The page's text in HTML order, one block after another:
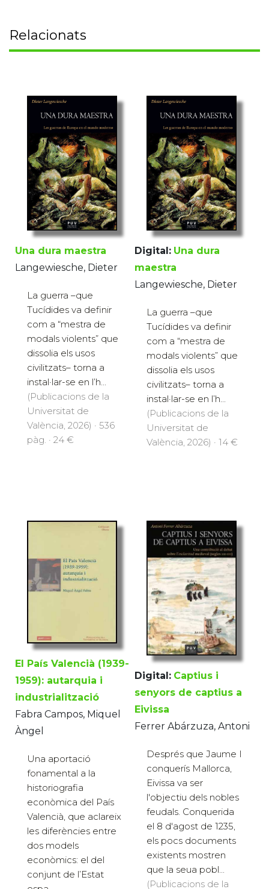
Relacionats
Una dura maestra
Langewiesche, Dieter
La guerra –que
Tucídides va definir
com a “mestra de
modals violents” que
dissolia els usos
civilitzats– torna a
instal·lar-se en l’h...
(Publicacions de la
Universitat de
València, 2026) · 536
pàg. · 24 €
Digital: Una dura
maestra
Langewiesche, Dieter
La guerra –que
Tucídides va definir
com a “mestra de
modals violents” que
dissolia els usos
civilitzats– torna a
instal·lar-se en l’h...
(Publicacions de la
Universitat de
València, 2026) · 14 €
El País Valencià (1939-
1959): autarquia i
industrialització
Fabra Campos, Miquel
Àngel
Una aportació
fonamental a la
historiografia
econòmica del País
Valencià, que aclareix
les diferències entre
dos models
econòmics: el del
conjunt de l’Estat
Digital: Captius i
senyors de captius a
Eivissa
Ferrer Abárzuza, Antoni
Després que Jaume I
conquerís Mallorca,
Eivissa va ser
l'objectiu dels nobles
feudals. Conquerida
el 8 d'agost de 1235,
els pocs documents
existents mostren
que la seua pobl...
(Publicacions de la